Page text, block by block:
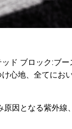
ド ブロック:ブ
心地、全てにお
因となる紫外